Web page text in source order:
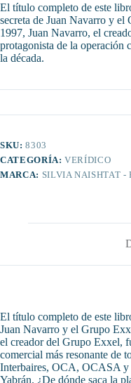
El título completo de este
secreta de Juan Navarro y
1997, Juan Navarro, el
protagonista de la operación
la década.
SKU:8303
CATEGORÍA:VERÍDICO
MARCA: SILVIA NAISHTAT -
El título completo de este
Juan Navarro y el Grupo
el creador del Grupo Exxel,
comercial más resonante de
Interbaires, OCA, OCASA
Yabrán. ¿De dónde saca la